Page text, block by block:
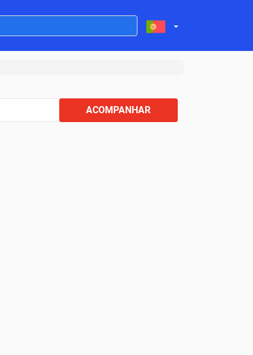
ACOMPANHAR